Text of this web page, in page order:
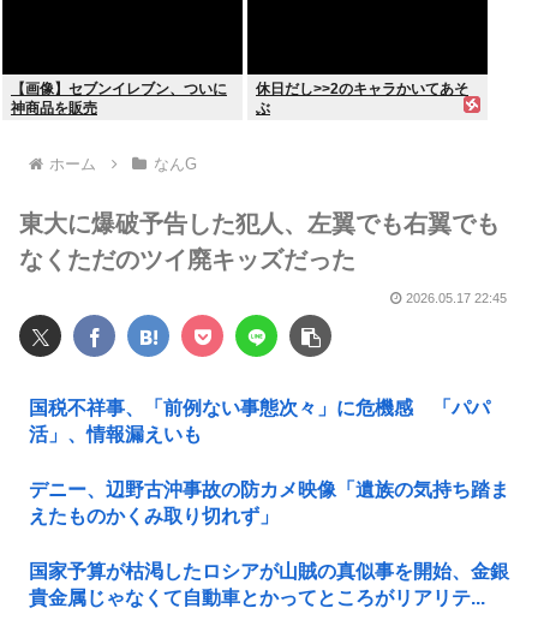
【画像】セブンイレブン、ついに
神商品を販売
休日だし>>2のキャラかいてあそ
ぶ
ホーム なんG
東大に爆破予告した犯人、左翼でも右翼でも
なくただのツイ廃キッズだった
2026.05.17 22:45
国税不祥事、「前例ない事態次々」に危機感 「パパ
活」、情報漏えいも
デニー、辺野古沖事故の防カメ映像「遺族の気持ち踏ま
えたものかくみ取り切れず」
国家予算が枯渇したロシアが山賊の真似事を開始、金銀
貴金属じゃなくて自動車とかってところがリアリテ...